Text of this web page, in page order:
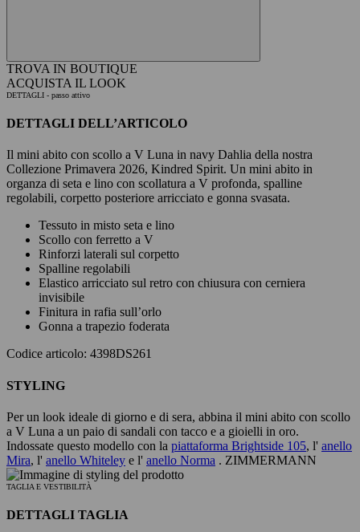
TROVA IN BOUTIQUE
ACQUISTA IL LOOK
DETTAGLI - passo attivo
DETTAGLI DELL’ARTICOLO
Il mini abito con scollo a V Luna in navy Dahlia della nostra
Collezione Primavera 2026, Kindred Spirit. Un mini abito in
organza di seta e lino con scollatura a V profonda, spalline
regolabili, corpetto posteriore arricciato e gonna svasata.
Tessuto in misto seta e lino
Scollo con ferretto a V
Rinforzi laterali sul corpetto
Spalline regolabili
Elastico arricciato sul retro con chiusura con cerniera
invisibile
Finitura in rafia sull’orlo
Gonna a trapezio foderata
Codice articolo: 4398DS261
STYLING
Per un look ideale di giorno e di sera, abbina il mini abito con scollo
a V Luna a un paio di sandali con tacco e a gioielli in oro.
Indossate questo modello con la piattaforma Brightside 105, l' anello
Mira, l' anello Whiteley e l' anello Norma . ZIMMERMANN
TAGLIA E VESTIBILITÀ
DETTAGLI TAGLIA